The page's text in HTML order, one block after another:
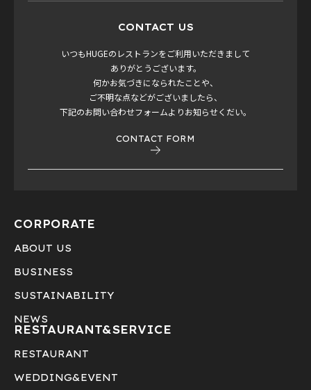
CONTACT US
いつもHUGEのレストランをご利用いただきまして
ありがとうございます。
何かお気づきになられたことや、
ご不明な点などがございましたら、
下記のお問い合わせフォームよりお知らせくだい。
CONTACT FORM
CORPORATE
ABOUT US
BUSINESS
SUSTAINABILITY
NEWS
RESTAURANT&SERVICE
RESTAURANT
WEDDING&EVENT